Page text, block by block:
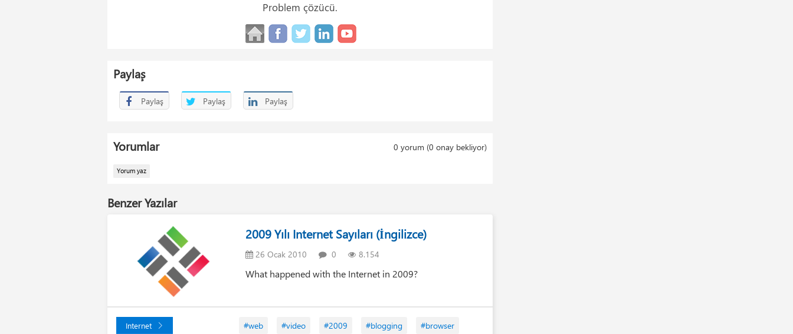
Problem çözücü.
Paylaş
Paylaş Paylaş Paylaş
0 yorum (0 onay bekliyor)
Yorumlar
Yorum yaz
Benzer Yazılar
2009 Yılı Internet Sayıları (İngilizce)
26 Ocak 2010 0 8.154
What happened with the Internet in 2009?
Internet #web #video #2009 #blogging
#browser